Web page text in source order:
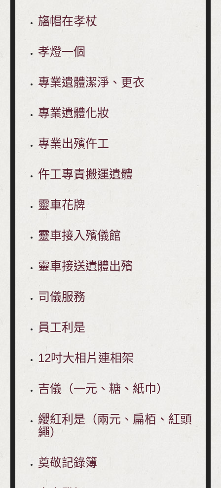
旛帽在孝杖
孝燈一個
專業遺體潔淨、更衣
專業遺體化妝
專業出殯仵工
仵工專責搬運遺體
靈車花牌
靈車接入殯儀館
靈車接送遺體出殯
司儀服務
員工利是
12吋大相片連相架
吉儀（一元、糖、紙巾）
纓紅利是（兩元、扁栢、紅頭
繩）
奠敬記錄簿